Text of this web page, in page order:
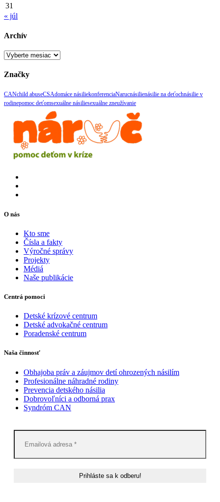
31
« júl
Archív
Archív
Značky
CANchild abuseCSAdomáce násiliekonferenciaNarucnásilienásilie na deťochnásilie v
rodinepomoc deťomsexuálne násiliesexuálne zneužívanie
O nás
Kto sme
Čísla a fakty
Výročné správy
Projekty
Médiá
Naše publikácie
Centrá pomoci
Detské krízové centrum
Detské advokačné centrum
Poradenské centrum
Naša činnosť
Obhajoba práv a záujmov detí ohrozených násilím
Profesionálne náhradné rodiny
Prevencia detského násilia
Dobrovoľníci a odborná prax
Syndróm CAN